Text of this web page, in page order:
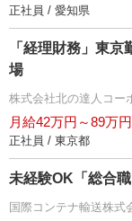
正社員 / 愛知県
「経理財務」東
場
株式会社北の達人コー
月給42万円～89万円
正社員 / 東京都
未経験OK「総合職
国際コンテナ輸送株式